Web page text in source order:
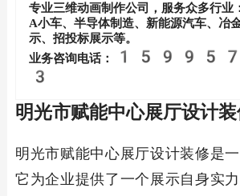
专业三维动画制作公司，服务众多行业
A小车、半导体制造、新能源汽车、冶
示、招投标展示等。
业务咨询电话：
3
明光市赋能中心展厅设计
明光市赋能中心展厅设计装修是
它为企业提供了一个展示自身实力